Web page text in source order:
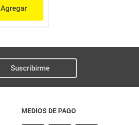
Agregar
Suscribirme
MEDIOS DE PAGO